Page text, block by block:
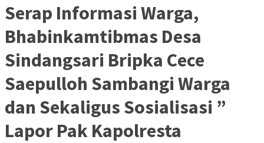
Serap Informasi Warga,
Bhabinkamtibmas Desa
Sindangsari Bripka Cece
Saepulloh Sambangi Warga
dan Sekaligus Sosialisasi ”
Lapor Pak Kapolresta